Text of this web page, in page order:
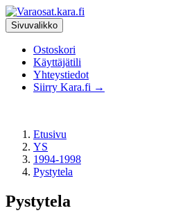
Sivuvalikko
Ostoskori
Käyttäjätili
Yhteystiedot
Siirry Kara.fi →
Etusivu
YS
1994-1998
Pystytela
Pystytela